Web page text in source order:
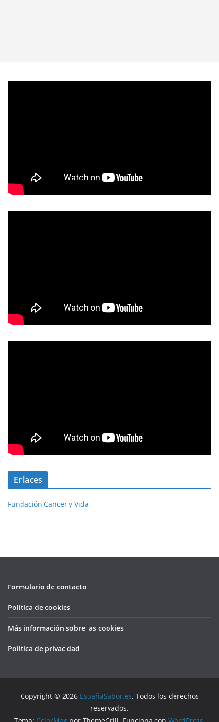
Enlaces
Fundación Cancer y Vida
Formulario de contacto
Política de cookies
Más información sobre las cookies
Politica de privacidad
Copyright © 2026 EspañaSabor.es. Todos los derechos
reservados.
Tema: ColorMagpor ThemeGrill. Funciona con WordPress